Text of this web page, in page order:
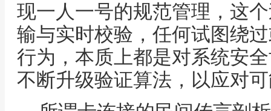
现一人一号的规范管理，这
输与实时校验，任何试图绕
行为，本质上都是对系统安
不断升级验证算法，以应对